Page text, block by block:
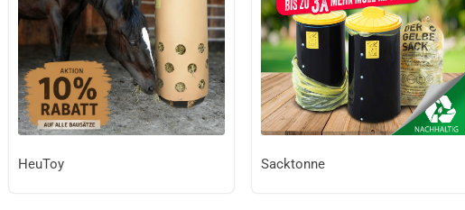
HeuToy Sacktonne